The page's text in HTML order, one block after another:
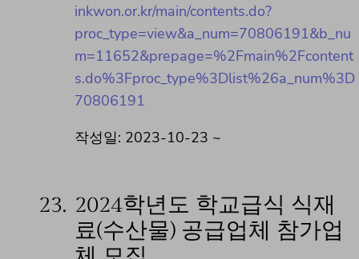
inkwon.or.kr/main/contents.do?
proc_type=view&a_num=70806191&b_nu
m=11652&prepage=%2Fmain%2Fcontent
s.do%3Fproc_type%3Dlist%26a_num%3D
70806191
작성일: 2023-10-23 ~
23. 2024학년도 학교급식 식재
료(수산물) 공급업체 참가업